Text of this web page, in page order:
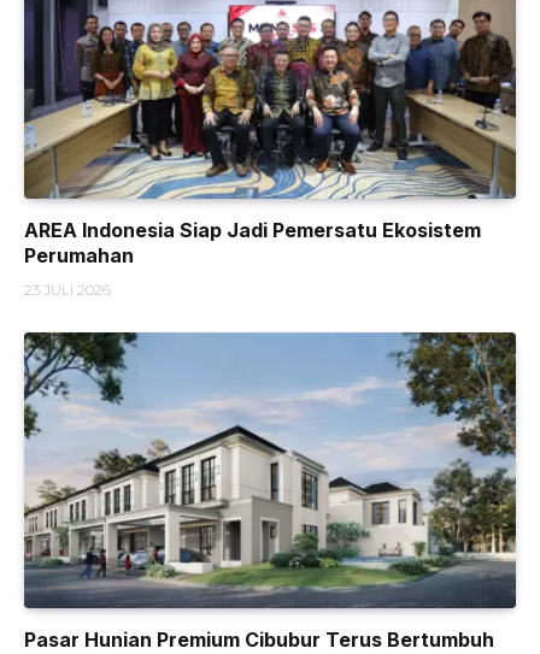
AREA Indonesia Siap Jadi Pemersatu Ekosistem
Perumahan
23 JULI 2026
Pasar Hunian Premium Cibubur Terus Bertumbuh